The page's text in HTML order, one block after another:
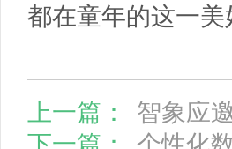
都在童年的这一
上一篇：
智象应